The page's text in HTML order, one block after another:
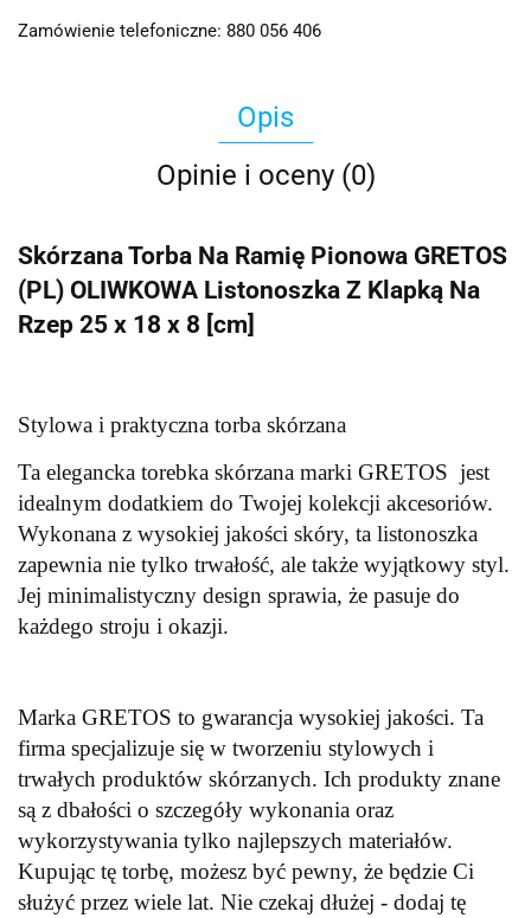
Zamówienie telefoniczne: 880 056 406
Opis
Opinie i oceny (0)
Skórzana Torba Na Ramię Pionowa GRETOS
(PL) OLIWKOWA Listonoszka Z Klapką Na
Rzep 25 x 18 x 8 [cm]
Stylowa i praktyczna torba skórzana
Ta elegancka torebka skórzana marki GRETOS jest
idealnym dodatkiem do Twojej kolekcji akcesoriów.
Wykonana z wysokiej jakości skóry, ta listonoszka
zapewnia nie tylko trwałość, ale także wyjątkowy styl.
Jej minimalistyczny design sprawia, że pasuje do
każdego stroju i okazji.
Marka GRETOS to gwarancja wysokiej jakości. Ta
firma specjalizuje się w tworzeniu stylowych i
trwałych produktów skórzanych. Ich produkty znane
są z dbałości o szczegóły wykonania oraz
wykorzystywania tylko najlepszych materiałów.
Kupując tę torbę, możesz być pewny, że będzie Ci
służyć przez wiele lat. Nie czekaj dłużej - dodaj tę